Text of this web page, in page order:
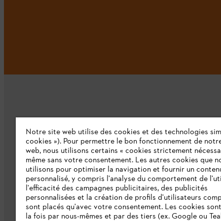
L'Entreprise
Qui sommes-nous ?
Presse
Emploi
Ligne Intégrité STIHL
Notre site web utilise des cookies et des technologies
cookies »). Pour permettre le bon fonctionnement de
web, nous utilisons certains « cookies strictement
même sans votre consentement. Les autres cookies que
utilisons pour optimiser la navigation et fournir un
personnalisé, y compris l'analyse du comportement de
l'efficacité des campagnes publicitaires, des publicités
personnalisées et la création de profils d'utilisateurs
sont placés qu'avec votre consentement. Les cookies
la fois par nous-mêmes et par des tiers (ex. Google ou